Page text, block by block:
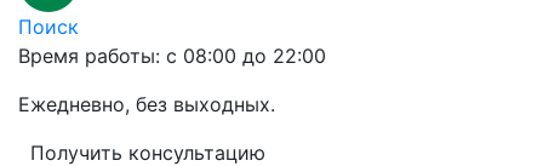
Поиск
Время работы: с 08:00 до 22:00
Ежедневно, без выходных.
Получить консультацию